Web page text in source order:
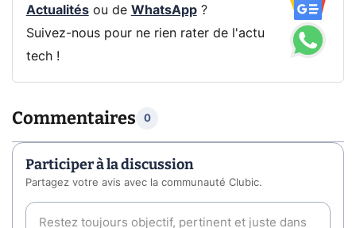
Actualitésou de WhatsApp?
Suivez-nous pour ne rien rater de l'actu
tech !
Commentaires 0
Participer à la discussion
Partagez votre avis avec la communauté Clubic.